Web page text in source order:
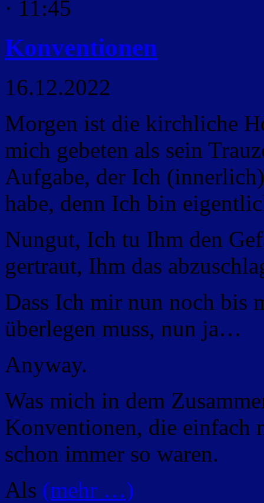
· 11:45
Konventionen
16.12.2022
Morgen ist die kirchliche
mich gebeten als sein
Aufgabe, der Ich
habe, denn Ich bin
Nungut, Ich tu Ihm den
gertraut, Ihm das
Dass Ich mir nun noch bis
überlegen muss, nun ja…
Anyway.
Was mich in dem
Konventionen, die einfach
schon immer so waren.
Als (mehr …)